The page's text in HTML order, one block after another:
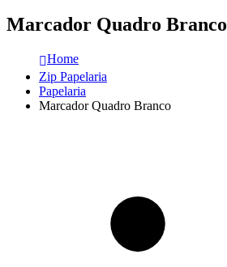
Marcador Quadro Branco
Home
Zip Papelaria
Papelaria
Marcador Quadro Branco